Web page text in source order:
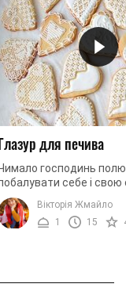
для печива
господинь
себе і свою
домашнім печивом.
виглядає більш
коли його прикрасити ...
Вікторія Жмайло
1
15